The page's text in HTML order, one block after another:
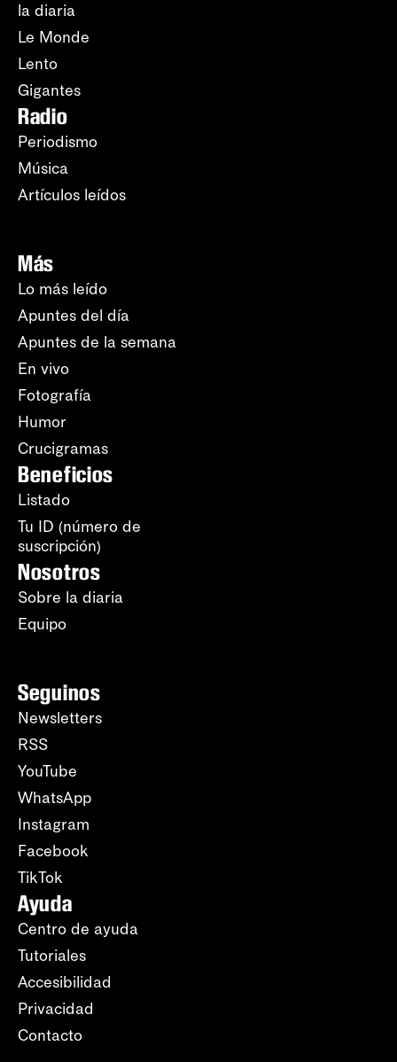
la diaria
Le Monde
Lento
Gigantes
Radio
Periodismo
Música
Artículos leídos
Más
Lo más leído
Apuntes del día
Apuntes de la semana
En vivo
Fotografía
Humor
Crucigramas
Beneficios
Listado
Tu ID (número de
suscripción)
Nosotros
Sobre la diaria
Equipo
Seguinos
Newsletters
RSS
YouTube
WhatsApp
Instagram
Facebook
TikTok
Ayuda
Centro de ayuda
Tutoriales
Accesibilidad
Privacidad
Contacto